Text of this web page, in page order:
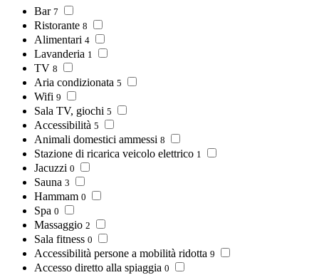
Bar 7
Ristorante 8
Alimentari 4
Lavanderia 1
TV 8
Aria condizionata 5
Wifi 9
Sala TV, giochi 5
Accessibilità 5
Animali domestici ammessi 8
Stazione di ricarica veicolo elettrico 1
Jacuzzi 0
Sauna 3
Hammam 0
Spa 0
Massaggio 2
Sala fitness 0
Accessibilità persone a mobilità ridotta 9
Accesso diretto alla spiaggia 0